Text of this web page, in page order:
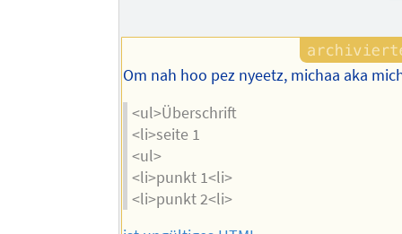
Autors
Om nah hoo pez nyeetz, michaa aka
<ul>Überschrift
<li>seite 1
<ul>
<li>punkt 1<li>
<li>punkt 2<li>